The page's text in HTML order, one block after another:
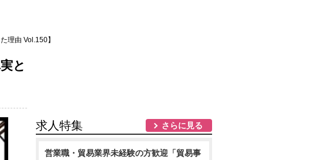
理由 Vol.150】
と
求人特集 さらに見る
営業職・貿易業界未経験の方歓迎「貿易事